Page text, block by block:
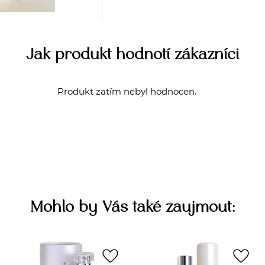
Jak produkt hodnotí zákazníci
Produkt zatím nebyl hodnocen.
Mohlo by Vás také zaujmout:
favorite_border favorite_border